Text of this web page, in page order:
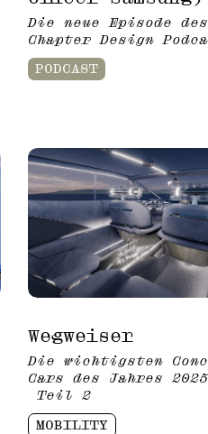
Die neue Episode des
Chapter Design
PODCAST
Wegweiser
Die wichtigsten
Cars des Jahres
Teil 2
MOBILITY